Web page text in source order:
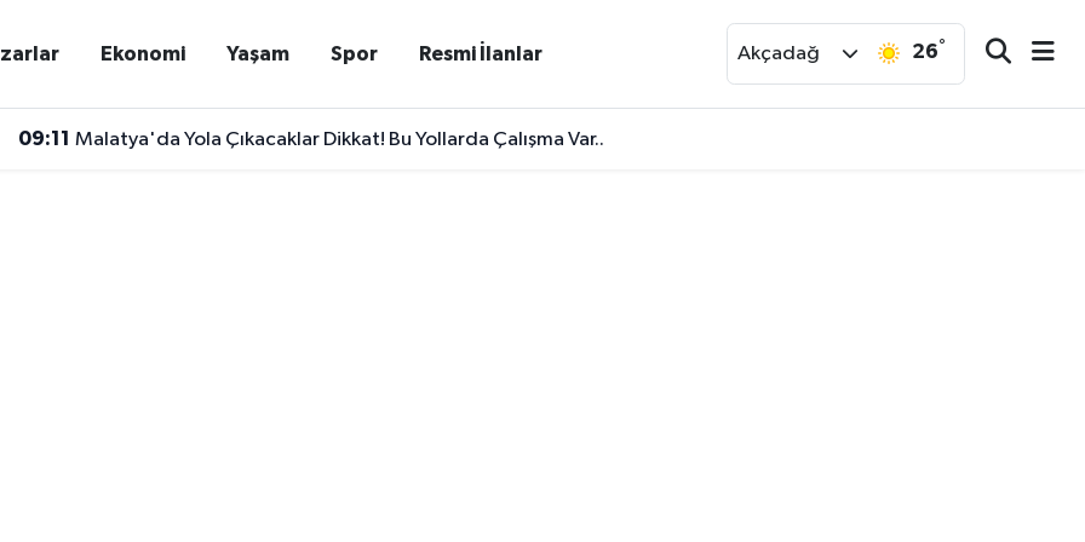
Ekonomi Yaşam Spor Resmi İlanlar Akçadağ 26°
09:11 Malatya'da Yola Çıkacaklar Dikkat! Bu Yollarda Çalışma Var..